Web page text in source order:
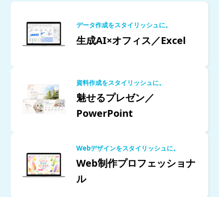
データ作成をスタイリッシュに。
生成AI×オフィス／Excel
資料作成をスタイリッシュに。
魅せるプレゼン／
PowerPoint
Webデザインをスタイリッシュに。
Web制作プロフェッショナ
ル